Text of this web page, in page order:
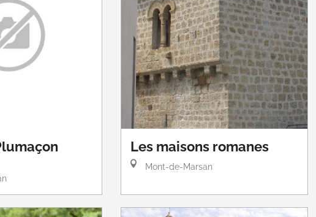
Les maisons romanes
Mont-de-Marsan